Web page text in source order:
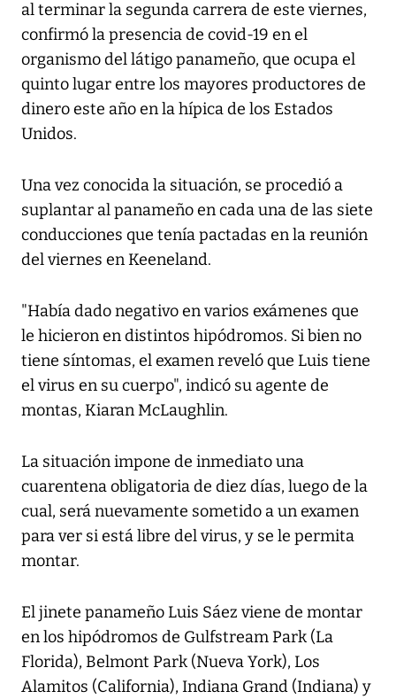
al terminar la segunda carrera de este viernes,
confirmó la presencia de covid-19 en el
organismo del látigo panameño, que ocupa el
quinto lugar entre los mayores productores de
dinero este año en la hípica de los Estados
Unidos.
Una vez conocida la situación, se procedió a
suplantar al panameño en cada una de las siete
conducciones que tenía pactadas en la reunión
del viernes en Keeneland.
"Había dado negativo en varios exámenes que
le hicieron en distintos hipódromos. Si bien no
tiene síntomas, el examen reveló que Luis tiene
el virus en su cuerpo", indicó su agente de
montas, Kiaran McLaughlin.
La situación impone de inmediato una
cuarentena obligatoria de diez días, luego de la
cual, será nuevamente sometido a un examen
para ver si está libre del virus, y se le permita
montar.
El jinete panameño Luis Sáez viene de montar
en los hipódromos de Gulfstream Park (La
Florida), Belmont Park (Nueva York), Los
Alamitos (California), Indiana Grand (Indiana) y